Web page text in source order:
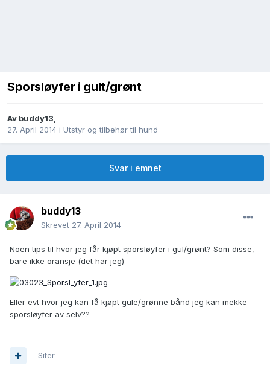
Sporsløyfer i gult/grønt
Av buddy13,
27. April 2014 i Utstyr og tilbehør til hund
Svar i emnet
buddy13
Skrevet 27. April 2014
Noen tips til hvor jeg får kjøpt sporsløyfer i gul/grønt? Som disse,
bare ikke oransje (det har jeg)
Eller evt hvor jeg kan få kjøpt gule/grønne bånd jeg kan mekke
sporsløyfer av selv??
Siter